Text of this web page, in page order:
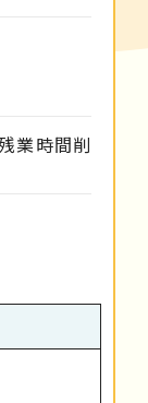
業時間削